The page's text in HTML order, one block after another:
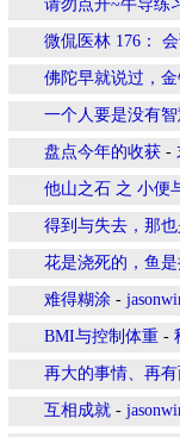
请勿点开~牛导练
微侃医林 176：
佛陀早就说过，
一个人要是没有
盘点今年的收获 -
他山之石 之 小便
得到与失去，那也
花是浇死的，鱼是
难得糊涂 -
BMI与控制体重 -
再大的事情、再有
互相成就 -